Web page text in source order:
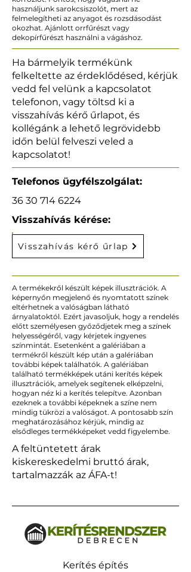
használjunk sarokcsiszolót, mert az
felmelegítheti az anyagot és rozsdásodást
okozhat. Ajánlott orrfűrészt vagy
dekopírfűrészt használni a vágáshoz.
Ha bármelyik termékünk
felkeltette az érdeklődésed, kérjük
vedd fel velünk a kapcsolatot
telefonon, vagy töltsd ki a
visszahívás kérő űrlapot, és
kollégánk a lehető legrövidebb
időn belül felveszi veled a
kapcsolatot!
Telefonos ügyfélszolgálat:
36 30 714 6224
Visszahívás kérése:
Visszahívás kérő űrlap
A termékekről készült képek illusztrációk. A
képernyőn megjelenő és nyomtatott színek
eltérhetnek a valóságban látható
árnyalatoktól. Ezért javasoljuk, hogy a rendelés
előtt személyesen győződjetek meg a színek
helyességéről, vagy kérjetek ingyenes
színmintát. Esetenként a galériában a
termékről készült kép után a galériában
további képek találhatók. A galériában
található termékképek utáni kerítés képek
illusztrációk, amelyek segítenek elképzelni,
hogyan néz ki a kerítés telepítve. Azonban
ezeknek a további képeknek a színe nem
mindig tükrözi a valóságot. A pontosabb szín
meghatározásához kérjük, mindig az
elsődleges termékképeket vedd figyelembe.
A feltüntetett árak
kiskereskedelmi bruttó árak,
tartalmazzák az ÁFA-t!
Kerítés építés